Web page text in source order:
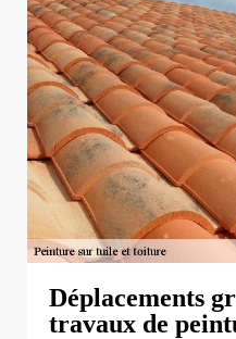
Déplacements
travaux de